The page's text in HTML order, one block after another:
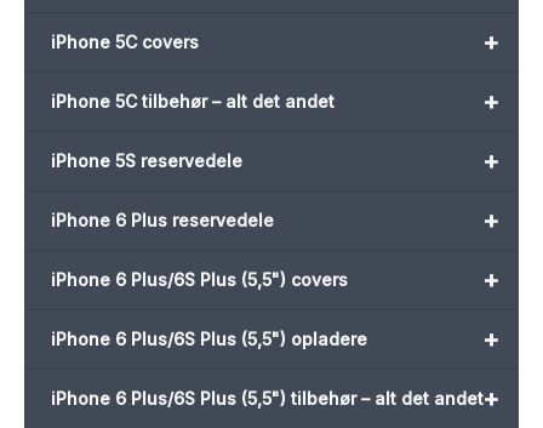
+
iPhone 5C covers
+
iPhone 5C tilbehør – alt det andet
+
iPhone 5S reservedele
+
iPhone 6 Plus reservedele
+
iPhone 6 Plus/6S Plus (5,5") covers
+
iPhone 6 Plus/6S Plus (5,5") opladere
+
iPhone 6 Plus/6S Plus (5,5") tilbehør – alt det andet